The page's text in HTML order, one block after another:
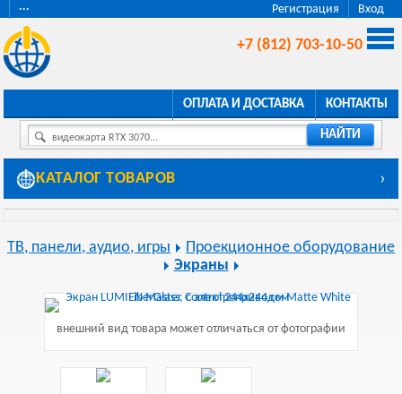
Регистрация Вход
···
+7 (812) 703-10-50
ОПЛАТА И ДОСТАВКА КОНТАКТЫ
видеокарта RTX 3070... НАЙТИ
КАТАЛОГ ТОВАРОВ ›
ТВ, панели, аудио, игры
Проекционное оборудование
Экраны
внешний вид товара может отличаться от фотографии